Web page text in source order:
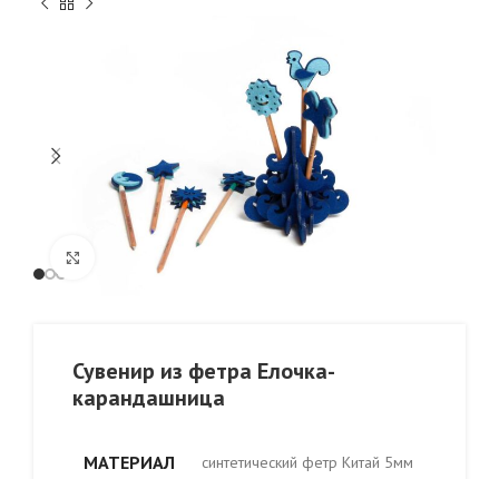
Click to enlarge
Сувенир из фетра Елочка-
карандашница
МАТЕРИАЛ синтетический фетр Китай 5мм